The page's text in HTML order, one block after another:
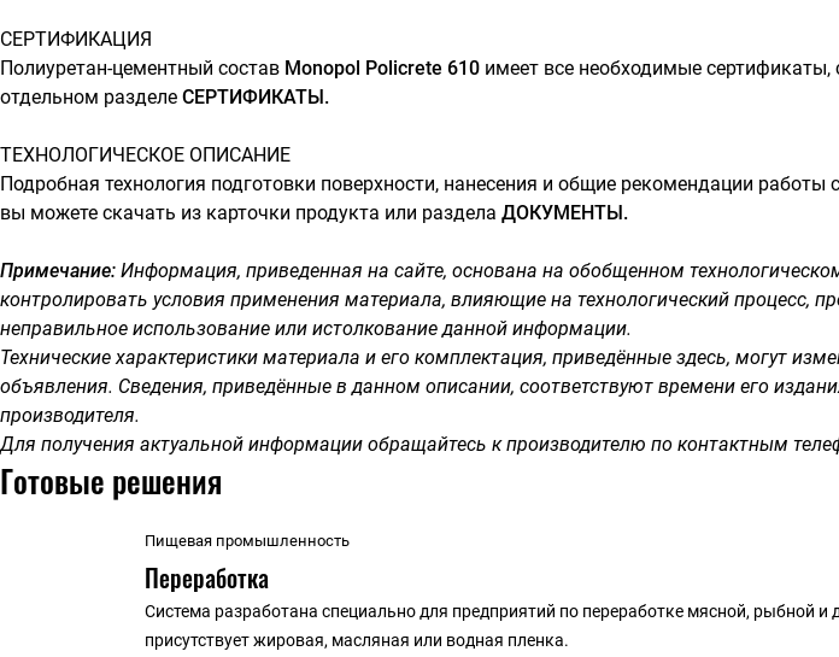
СЕРТИФИКАЦИЯ
Полиуретан-цементный состав Monopol Policrete 610 имеет все необходимые
отдельном разделе СЕРТИФИКАТЫ.
ТЕХНОЛОГИЧЕСКОЕ ОПИСАНИЕ
Подробная технология подготовки поверхности, нанесения и общие рекомендации
вы можете скачать из карточки продукта или раздела ДОКУМЕНТЫ.
Примечание: Информация, приведенная на сайте, основана на обобщенном
контролировать условия применения материала, влияющие на технологический процесс,
неправильное использование или истолкование данной информации.
Технические характеристики материала и его комплектация, приведённые здесь, могут
объявления. Сведения, приведённые в данном описании, соответствуют времени его
производителя.
Для получения актуальной информации обращайтесь к производителю по контактным
Готовые решения
Пищевая промышленность
Переработка
Система разработана специально для предприятий по переработке мясной, рыбной
присутствует жировая, масляная или водная пленка.